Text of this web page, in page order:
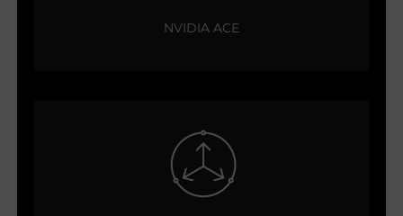
NVIDIA ACE